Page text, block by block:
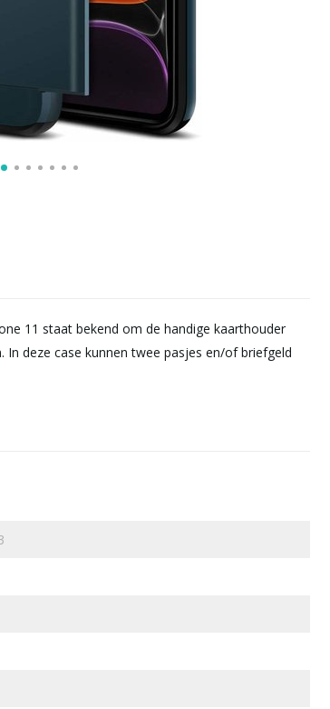
11 staat bekend om de handige kaarthouder
deze case kunnen twee pasjes en/of briefgeld